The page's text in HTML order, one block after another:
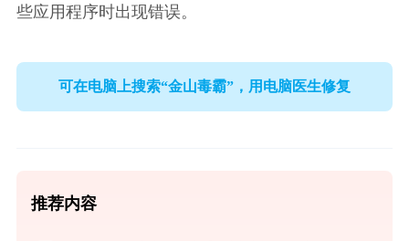
些应用程序时出现错误。
可在电脑上搜索“金山毒霸”，用电脑医生修复
推荐内容